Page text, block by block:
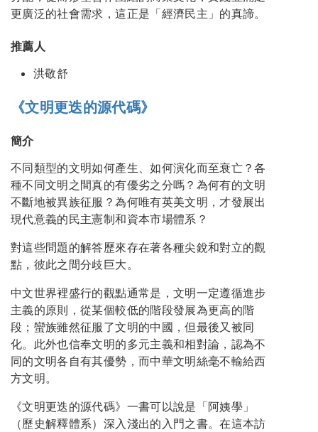
更廣泛的社會需求，這正是「經濟民主」的真諦。
推薦人
洪敬舒
《文明更迭的源代碼》
簡介
不同類型的文明如何產生、如何演化而至衰亡？各
種不同文明之間真的有優劣之分嗎？為何有的文明
不斷地被異族征服？為何唯有英美文明，才發展出
現代意義的民主憲制和資本市場體系？
對這些問題的解答歷來存在著各種尖銳和對立的觀
點，彼此之間分歧巨大。
中文世界裡盛行的觀點通常是，文明一定遵循進步
主義的原則，從某個較低的階段發展為更高的階
段；蠻族雖然征服了文明的中國，但最後又被同
化。此外也信奉文明的多元主義和相對論，認為不
同的文明各自有其優勢，而中華文明絲毫不輸給西
方文明。
《文明更迭的源代碼》一書可以說是「阿姨學」
（歷史解釋體系）深入淺出的入門之書。在這本訪